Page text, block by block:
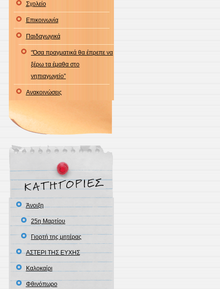
Σχολείο
Επικοινωνία
Παιδαγωγικά
“Όσα πραγματικά θα έπρεπε να
ξέρω τα έμαθα στο
νηπιαγωγείο”
Ανακοινώσεις
Άνοιξη
25η Μαρτίου
Γιορτή της μητέρας
ΑΣΤΕΡΙ ΤΗΣ ΕΥΧΗΣ
Καλοκαίρι
Φθινόπωρο